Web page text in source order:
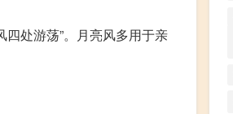
处游荡”。月亮风多用于亲